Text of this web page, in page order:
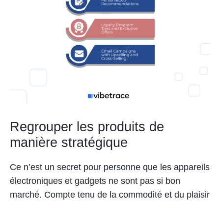
Regrouper les produits de
manière stratégique
Ce n’est un secret pour personne que les appareils
électroniques et gadgets ne sont pas si bon
marché. Compte tenu de la commodité et du plaisir